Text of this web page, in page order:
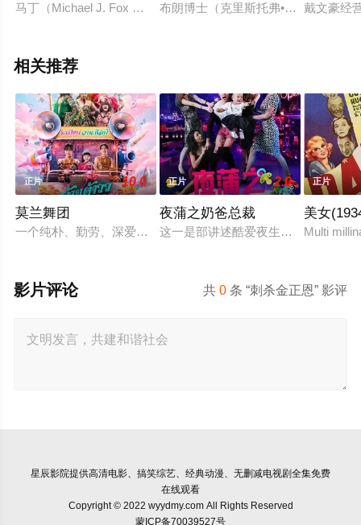
马丁（Michael J. Fox 饰）才回到现实世界与女友团聚，布朗博
布朗博士（克里斯托弗•洛伊德戴文豪经
相关推荐
正片 10.0
莫兰舞团
一个纯朴、勤劳、深爱家人的年轻人和他的妹妹过着简朴的生
正片 2.0
夜蒲之奶爸总裁
这一是部讲述酷爱夜生活的富二代沈
正片
美女
Multi
共0 条 “刺杀金正恩” 影评
影片评论
星辰影院提供高清电影、搞笑综艺、经典动漫、无删减电视剧全集免费
在线观看
Copyright © 2022 wyydmy.com All Rights Reserved
蒙ICP备70039527号